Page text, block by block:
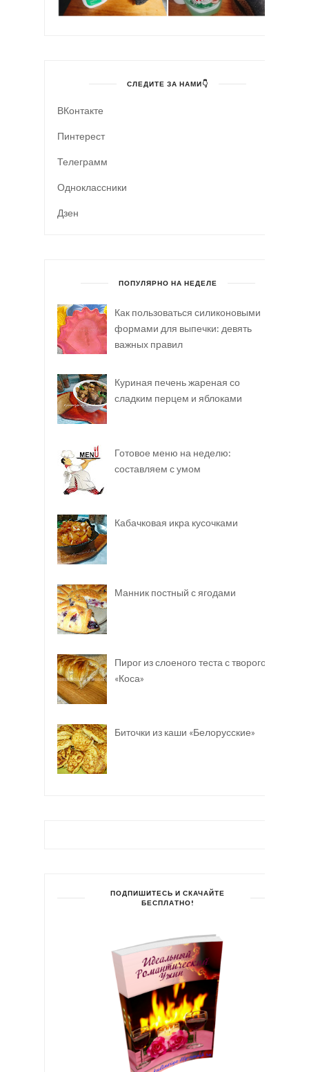
СЛЕДИТЕ ЗА НАМИ👇
ВКонтакте
Пинтерест
Телеграмм
Одноклассники
Дзен
ПОПУЛЯРНО НА НЕДЕЛЕ
Как пользоваться силиконовыми
формами для выпечки: девять
важных правил
Куриная печень жареная со
сладким перцем и яблоками
Готовое меню на неделю:
составляем с умом
Кабачковая икра кусочками
Манник постный с ягодами
Пирог из слоеного теста с творогом
«Коса»
Биточки из каши «Белорусские»
ПОДПИШИТЕСЬ И СКАЧАЙТЕ
БЕСПЛАТНО!